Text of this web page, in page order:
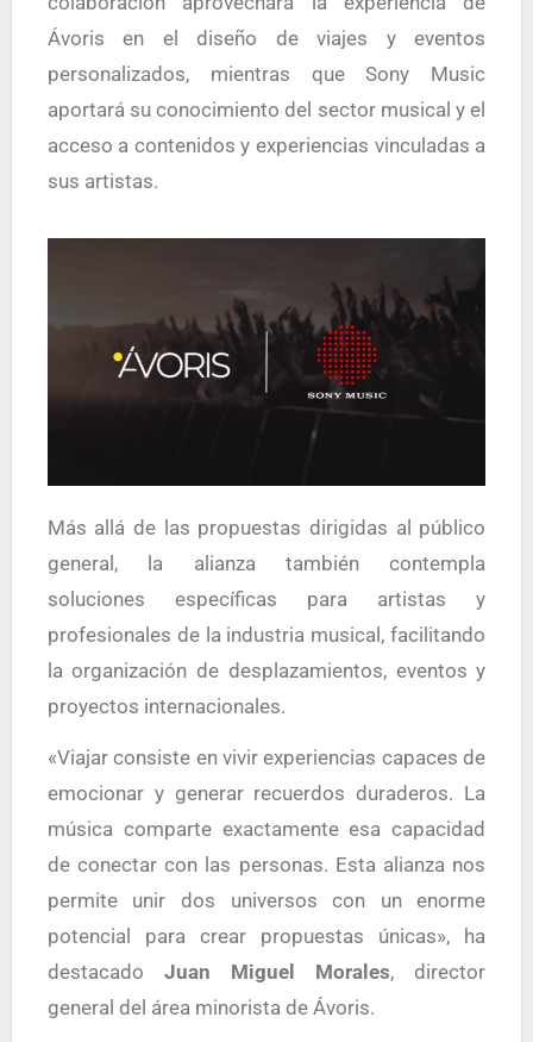
Ávoris en el diseño de viajes y eventos
personalizados, mientras que Sony Music
aportará su conocimiento del sector musical y el
acceso a contenidos y experiencias vinculadas a
sus artistas.
Más allá de las propuestas dirigidas al público
general, la alianza también contempla
soluciones específicas para artistas y
profesionales de la industria musical, facilitando
la organización de desplazamientos, eventos y
proyectos internacionales.
«Viajar consiste en vivir experiencias capaces de
emocionar y generar recuerdos duraderos. La
música comparte exactamente esa capacidad
de conectar con las personas. Esta alianza nos
permite unir dos universos con un enorme
potencial para crear propuestas únicas», ha
destacado Juan Miguel Morales, director
general del área minorista de Ávoris.